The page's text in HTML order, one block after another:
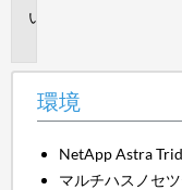
環境
NetApp Astra
マルチハスノセ